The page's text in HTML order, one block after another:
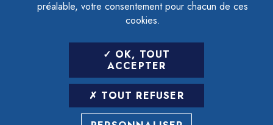
préalable, votre consentement pour chacun de ces
cookies.
OK, TOUT
ACCEPTER
TOUT REFUSER
LETTRE D'INFORMATION
SAISIR VOTRE ADRESSE E-MAIL
POUR VOUS INSCRIRE :
ARCHIVES DÉSINSCRIPTION